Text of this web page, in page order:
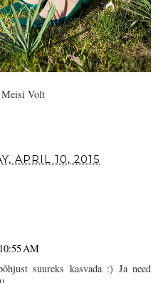
Meisi Volt
APRIL 10, 2015
AM
suureks kasvada :) Ja need